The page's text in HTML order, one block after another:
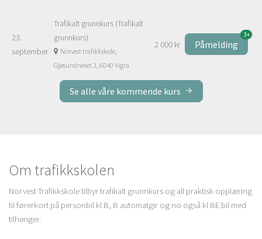
23.
september
Trafikalt grunnkurs (Trafikalt
grunnkurs)
Norvest trafikkskole,
Gjøsundneset 3, 6040 Vigra
2 000 kr Påmelding
3+
Se alle våre kommende kurs
Om trafikkskolen
Norvest Trafikkskole tilbyr trafikalt grunnkurs og all praktisk opplæring
til førerkort på personbil kl B, B automatgir og no også kl BE bil med
tilhenger.